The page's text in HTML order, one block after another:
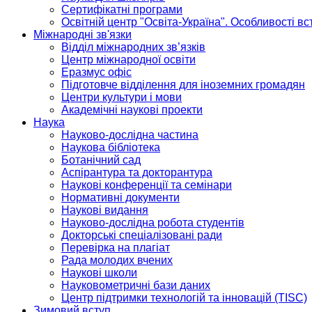
Сертифікатні програми
Освітній центр "Освіта-Україна". Особливості
Міжнародні зв'язки
Відділ міжнародних зв’язків
Центр міжнародної освіти
Еразмус офіс
Підготовче відділення для іноземних громадян
Центри культури і мови
Академічні наукові проекти
Наука
Науково-дослідна частина
Наукова бібліотека
Ботанічний сад
Аспірантура та докторантура
Наукові конференції та семінари
Нормативні документи
Наукові видання
Науково-дослідна робота студентів
Докторські спеціалізовані ради
Перевірка на плагіат
Рада молодих вчених
Наукові школи
Науковометричні бази даних
Центр підтримки технологій та інновацій (TISC)